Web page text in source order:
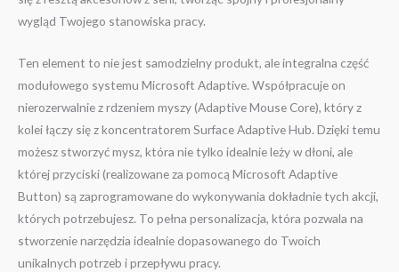
wygląd Twojego stanowiska pracy.
Ten element to nie jest samodzielny produkt, ale integralna część
modułowego systemu Microsoft Adaptive. Współpracuje on
nierozerwalnie z rdzeniem myszy (Adaptive Mouse Core), który z
kolei łączy się z koncentratorem Surface Adaptive Hub. Dzięki temu
możesz stworzyć mysz, która nie tylko idealnie leży w dłoni, ale
której przyciski (realizowane za pomocą Microsoft Adaptive
Button) są zaprogramowane do wykonywania dokładnie tych akcji,
których potrzebujesz. To pełna personalizacja, która pozwala na
stworzenie narzędzia idealnie dopasowanego do Twoich
unikalnych potrzeb i przepływu pracy.